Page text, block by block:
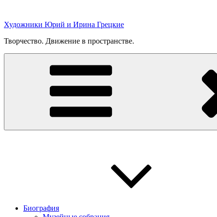
содержимому
Художники Юрий и Ирина Грецкие
Творчество. Движение в пространстве.
Биография